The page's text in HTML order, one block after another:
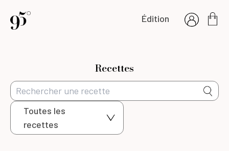
Édition
Recettes
Toutes les
recettes